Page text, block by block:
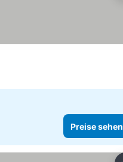
Preise sehen